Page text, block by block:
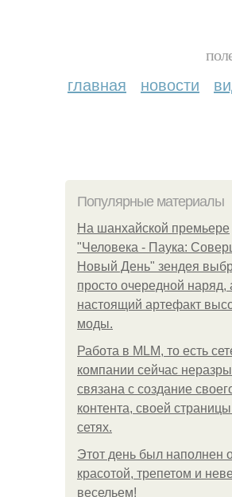
главная новости
Популярные материалы
На шанхайской премьере
"Человека - Паука:
Новый День" зендея
просто очередной наряд,
настоящий артефакт
моды.
Работа в MLM, то есть
компании сейчас
связана с создание
контента, своей
сетях.
Этот день был наполнен
красотой, трепетом и
весельем!